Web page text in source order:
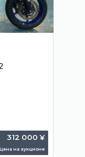
312 000 ¥
Цена на аукционе